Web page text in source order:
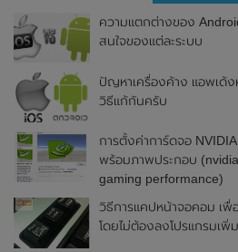
ความแตกต่างของ
สนใจของแต่ละระบบ
ปัญหาเครื่องค้าง แอพเด้ง
วิธีแก้กันครับ
การตั้งค่าการ์ดจอ
พร้อมภาพประกอบ
gaming performance)
วิธีการแคปหน้าจอคอม เ
โดยไม่ต้องลงโปรแกรมเพิ่ม